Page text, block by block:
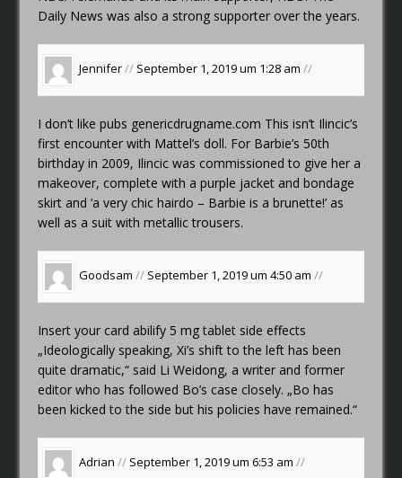
Daily News was also a strong supporter over the years.
Jennifer// September 1, 2019 um 1:28 am//
I don’t like pubs genericdrugname.com This isn’t Ilincic’s
first encounter with Mattel’s doll. For Barbie’s 50th
birthday in 2009, Ilincic was commissioned to give her a
makeover, complete with a purple jacket and bondage
skirt and ‘a very chic hairdo – Barbie is a brunette!’ as
well as a suit with metallic trousers.
Goodsam // September 1, 2019 um 4:50 am//
Insert your cardabilify 5 mg tablet side effects
„Ideologically speaking, Xi’s shift to the left has been
quite dramatic,“ said Li Weidong, a writer and former
editor who has followed Bo’s case closely. „Bo has
been kicked to the side but his policies have remained.“
Adrian // September 1, 2019 um 6:53 am//